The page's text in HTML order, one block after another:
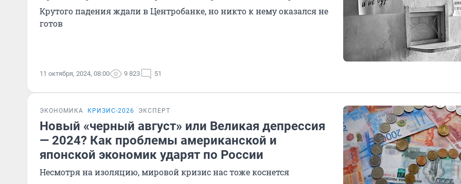
Крутого падения ждали в Центробанке, но никто к нему оказался не
готов
11 октября, 2024, 08:00 9 823 51
ЭКОНОМИКА КРИЗИС-2026 ЭКСПЕРТ
Новый «черный август» или Великая депрессия
— 2024? Как проблемы американской и
японской экономик ударят по России
Несмотря на изоляцию, мировой кризис нас тоже коснется